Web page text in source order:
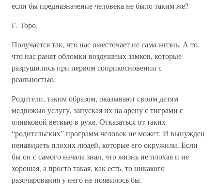
если бы предназначение человека не было таким же?
Г. Торо.
Получается так, что нас ожесточает не сама жизнь. А то,
что нас ранят обломки воздушных замков, которые
разрушились при первом соприкосновении с
реальностью.
Родители, таким образом, оказывают своим детям
медвежью услугу, запуская их на арену с тиграми с
оливковой ветвью в руке. Отказаться от таких
“родительских” программ человек не может. И вынужден
ненавидеть плохих людей, которые его окружили. Если
бы он с самого начала знал, что жизнь не плохая и не
хорошая, а просто такая, как есть, то никакого
разочарования у него не появилось бы.